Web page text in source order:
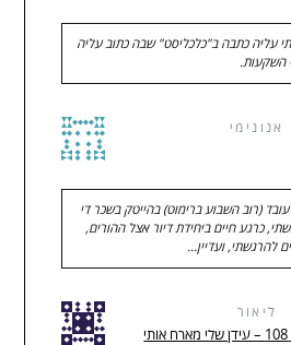
עליה כתבה ב"כלכליסט" שבה כתוב עליה
השקעות.
אנונימי
(רוב השבוע ברימוט) בהייטק בשכר די
עם אשתי, כרגע חיים ביחידת דיור אצל ההורים,
להרגשתי, ועדיין…
ליאור
גבולות היגיון – פרק 108 – עידן שלי מארח אותי